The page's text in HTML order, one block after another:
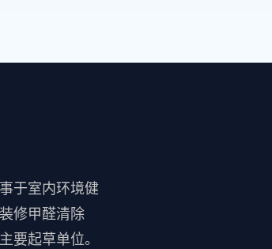
于室内环境健
修甲醛清除
要起草单位。